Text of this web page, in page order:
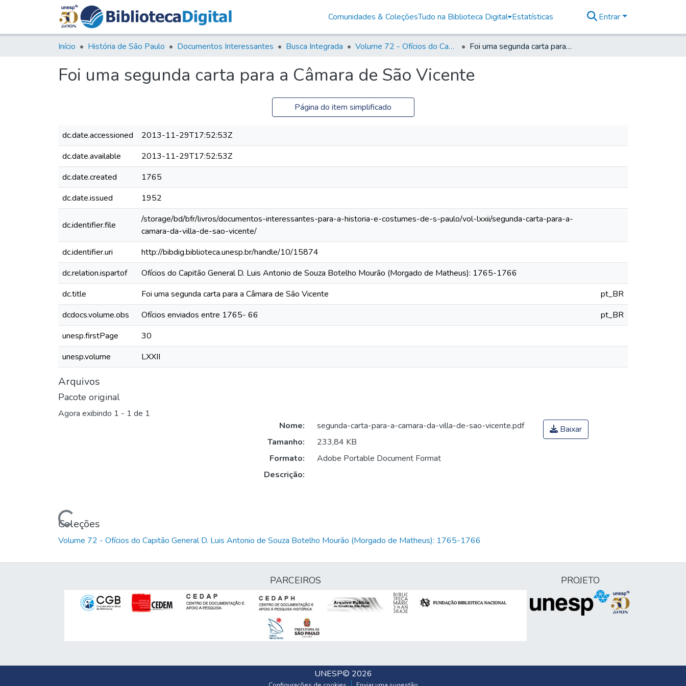
Comunidades & ColeçõesTudo na Biblioteca Digital Estatísticas Entrar
Início História de São Paulo Documentos Interessantes Busca Integrada Volume 72 - Ofícios do Capitão General D. Luis Antonio de Souza Botelho Mourão (Morgado de Matheus): 1765-1766 Foi uma segunda carta para a Câmara de São Vicente
Foi uma segunda carta para a Câmara de São Vicente
Página do item simplificado
dc.date.accessioned
2013-11-29T17:52:53Z
dc.date.available
2013-11-29T17:52:53Z
dc.date.created
1765
dc.date.issued
1952
dc.identifier.file
/storage/bd/bfr/livros/documentos-interessantes-para-a-historia-e-costumes-de-s-paulo/vol-lxxii/segunda-carta-para-a-
camara-da-villa-de-sao-vicente/
dc.identifier.uri
http://bibdig.biblioteca.unesp.br/handle/10/15874
dc.relation.ispartof
Ofícios do Capitão General D. Luis Antonio de Souza Botelho Mourão (Morgado de Matheus): 1765-1766
dc.title
Foi uma segunda carta para a Câmara de São Vicente
pt_BR
dcdocs.volume.obs
Ofícios enviados entre 1765- 66
pt_BR
unesp.firstPage
30
unesp.volume
LXXII
Arquivos
Pacote original
Agora exibindo 1 - 1 de 1
Carregando...
Nome:
segunda-carta-para-a-camara-da-villa-de-sao-vicente.pdf
Tamanho:
233,84 KB
Formato:
Adobe Portable Document Format
Descrição:
Baixar
Coleções
Volume 72 - Ofícios do Capitão General D. Luis Antonio de Souza Botelho Mourão (Morgado de Matheus): 1765-1766
PARCEIROS PROJETO
UNESP© 2026